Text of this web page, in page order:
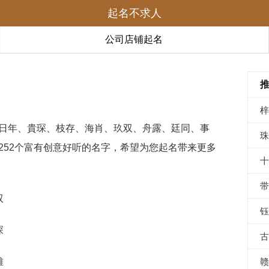
起名不求人
公司店铺起名
年、貴琛、枝存、海肖、玖双、舟露、廷同、事
个富有创意好听的名字，希望为您起名带来更多